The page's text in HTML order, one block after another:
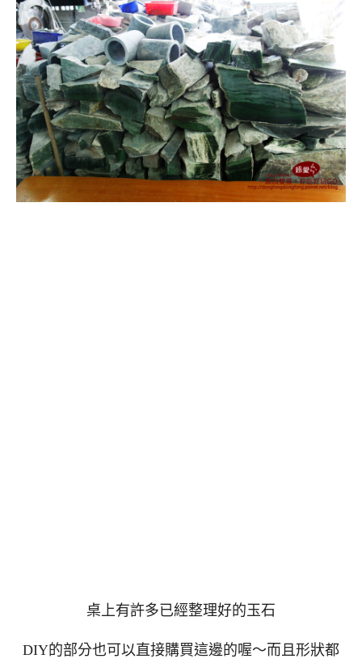
桌上有許多已經整理好的玉石
DIY的部分也可以直接購買這邊的喔～而且形狀都